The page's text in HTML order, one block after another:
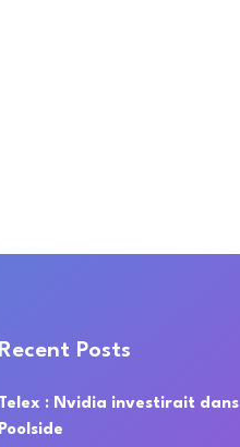
Recent Posts
Telex : Nvidia investirait dans
Poolside